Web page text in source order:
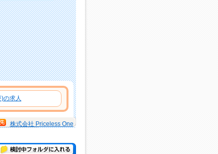
の求人
株式会社 Priceless One
討中フォルダに入れる